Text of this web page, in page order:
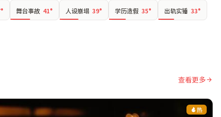
舞台事故 41° 人设崩塌 39° 学历造假 35° 出轨实锤 33°
查看更多
热